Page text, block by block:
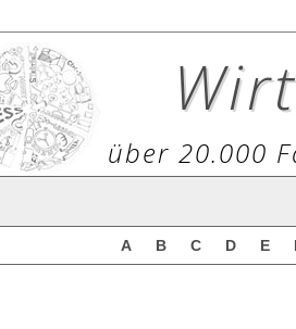
über 20.000
A B C D E